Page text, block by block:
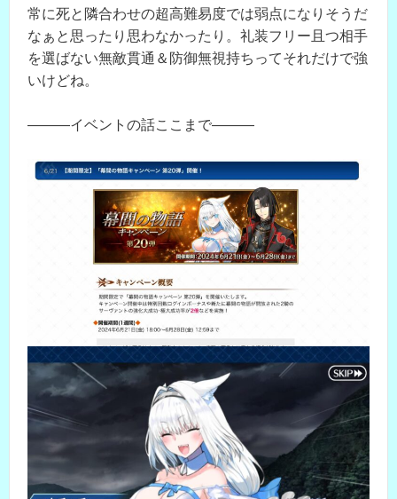
常に死と隣合わせの超高難易度では弱点になりそうだ
なぁと思ったり思わなかったり。礼装フリー且つ相手
を選ばない無敵貫通＆防御無視持ちってそれだけで強
いけどね。
―――イベントの話ここまで―――